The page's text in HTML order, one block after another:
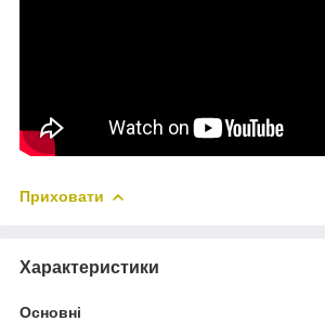
Приховати
Характеристики
Основні